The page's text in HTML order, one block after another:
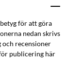
för att göra
nedan skrivs
och recensioner
publicering här